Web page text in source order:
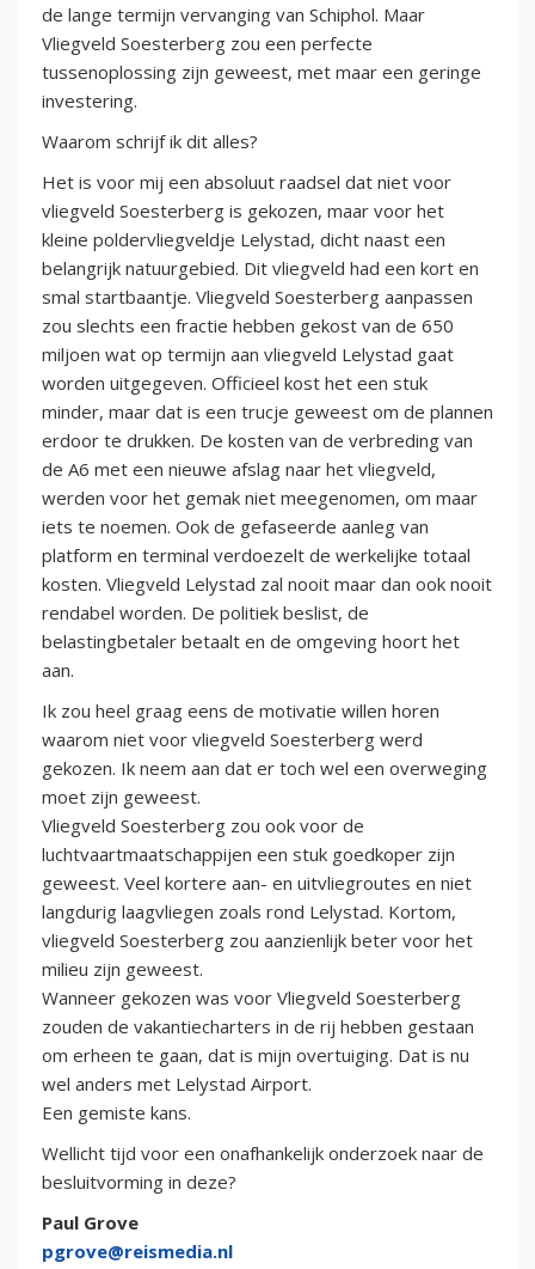
de lange termijn vervanging van Schiphol. Maar
Vliegveld Soesterberg zou een perfecte
tussenoplossing zijn geweest, met maar een geringe
investering.
Waarom schrijf ik dit alles?
Het is voor mij een absoluut raadsel dat niet voor
vliegveld Soesterberg is gekozen, maar voor het
kleine poldervliegveldje Lelystad, dicht naast een
belangrijk natuurgebied. Dit vliegveld had een kort en
smal startbaantje. Vliegveld Soesterberg aanpassen
zou slechts een fractie hebben gekost van de 650
miljoen wat op termijn aan vliegveld Lelystad gaat
worden uitgegeven. Officieel kost het een stuk
minder, maar dat is een trucje geweest om de plannen
erdoor te drukken. De kosten van de verbreding van
de A6 met een nieuwe afslag naar het vliegveld,
werden voor het gemak niet meegenomen, om maar
iets te noemen. Ook de gefaseerde aanleg van
platform en terminal verdoezelt de werkelijke totaal
kosten. Vliegveld Lelystad zal nooit maar dan ook nooit
rendabel worden. De politiek beslist, de
belastingbetaler betaalt en de omgeving hoort het
aan.
Ik zou heel graag eens de motivatie willen horen
waarom niet voor vliegveld Soesterberg werd
gekozen. Ik neem aan dat er toch wel een overweging
moet zijn geweest.
Vliegveld Soesterberg zou ook voor de
luchtvaartmaatschappijen een stuk goedkoper zijn
geweest. Veel kortere aan- en uitvliegroutes en niet
langdurig laagvliegen zoals rond Lelystad. Kortom,
vliegveld Soesterberg zou aanzienlijk beter voor het
milieu zijn geweest.
Wanneer gekozen was voor Vliegveld Soesterberg
zouden de vakantiecharters in de rij hebben gestaan
om erheen te gaan, dat is mijn overtuiging. Dat is nu
wel anders met Lelystad Airport.
Een gemiste kans.
Wellicht tijd voor een onafhankelijk onderzoek naar de
besluitvorming in deze?
Paul Grove
pgrove@reismedia.nl